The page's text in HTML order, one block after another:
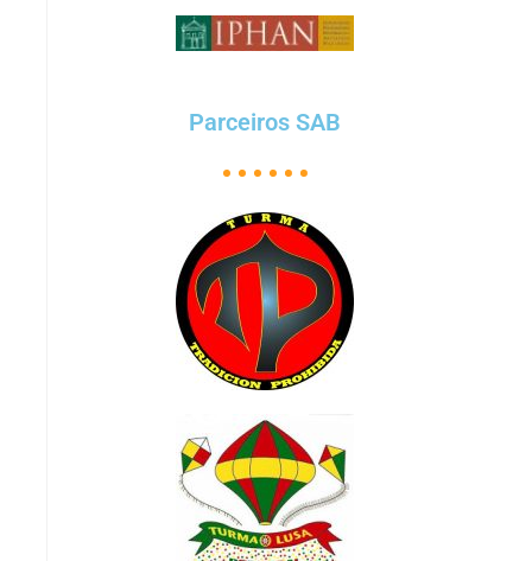
Parceiros SAB